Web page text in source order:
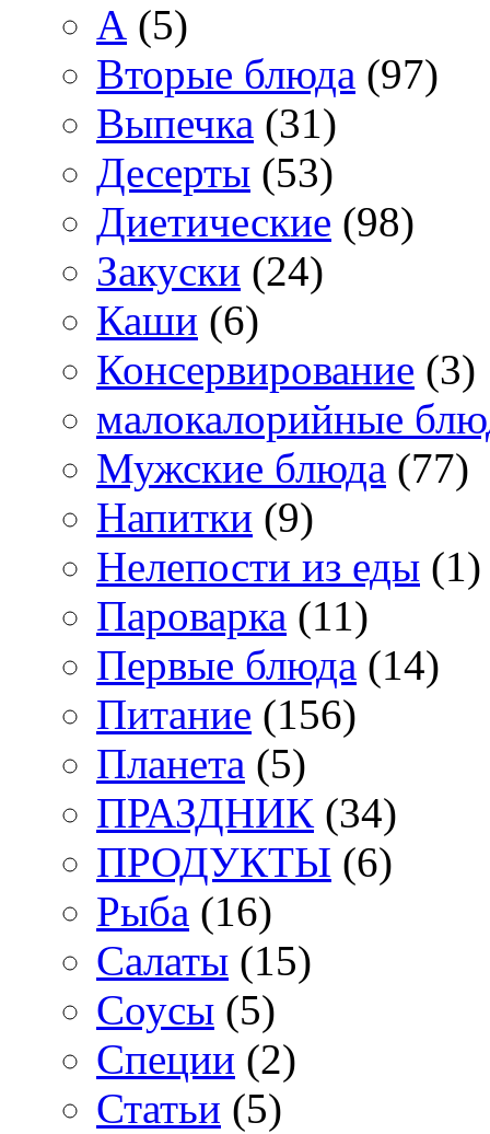
А (5)
Вторые блюда (97)
Выпечка (31)
Десерты (53)
Диетические (98)
Закуски (24)
Каши (6)
Консервирование (3)
малокалорийные
Мужские блюда (77)
Напитки (9)
Нелепости из еды (1)
Пароварка (11)
Первые блюда (14)
Питание (156)
Планета (5)
ПРАЗДНИК (34)
ПРОДУКТЫ (6)
Рыба (16)
Салаты (15)
Соусы (5)
Специи (2)
Статьи (5)